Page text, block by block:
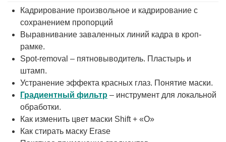
Кадрирование произвольное и кадрирование с
сохранением пропорций
Выравнивание заваленных линий кадра в кроп-
рамке.
Spot-removal – пятновыводитель. Пластырь и
штамп.
Устранение эффекта красных глаз. Понятие маски.
Градиентный фильтр – инструмент для локальной
обработки.
Как изменить цвет маски Shift + «O»
Как стирать маску Erase